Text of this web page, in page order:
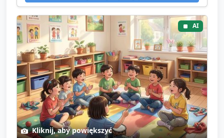
AI
Kliknij, aby powiększyć